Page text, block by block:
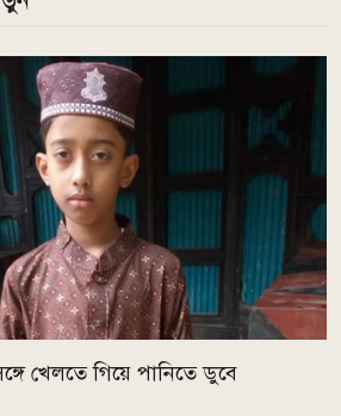
খেলতে গিয়ে পানিতে ডুবে